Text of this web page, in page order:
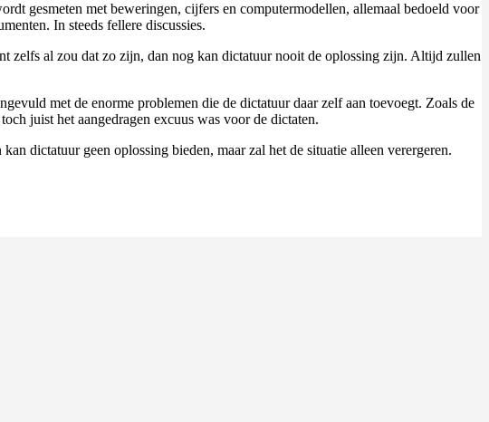
gesmeten met beweringen, cijfers en computermodellen, allemaal bedoeld voor
In steeds fellere discussies.
zelfs al zou dat zo zijn, dan nog kan dictatuur nooit de oplossing zijn. Altijd zullen
met de enorme problemen die de dictatuur daar zelf aan toevoegt. Zoals de
juist het aangedragen excuus was voor de dictaten.
dictatuur geen oplossing bieden, maar zal het de situatie alleen verergeren.